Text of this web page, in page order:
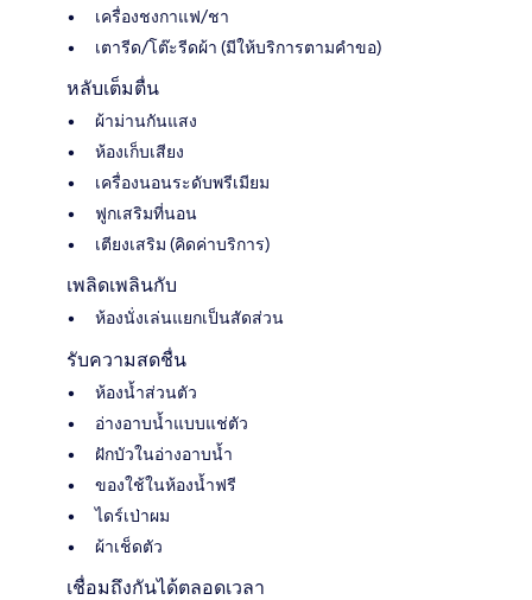
เครื่องชงกาแฟ/ชา
เตารีด/โต๊ะรีดผ้า (มีให้บริการตามคำขอ)
หลับเต็มตื่น
ผ้าม่านกันแสง
ห้องเก็บเสียง
เครื่องนอนระดับพรีเมียม
ฟูกเสริมที่นอน
เตียงเสริม (คิดค่าบริการ)
เพลิดเพลินกับ
ห้องนั่งเล่นแยกเป็นสัดส่วน
รับความสดชื่น
ห้องน้ำส่วนตัว
อ่างอาบน้ำแบบแช่ตัว
ฝักบัวในอ่างอาบน้ำ
ของใช้ในห้องน้ำฟรี
ไดร์เป่าผม
ผ้าเช็ดตัว
เชื่อมถึงกันได้ตลอดเวลา